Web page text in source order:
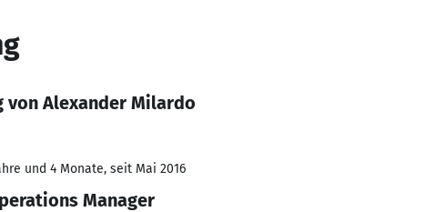
von Alexander Milardo
und 4 Monate, seit Mai 2016
Manager